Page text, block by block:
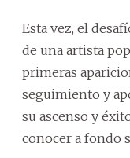
Esta vez, el
de una artista
primeras
seguimiento y
su ascenso y
conocer a fondo